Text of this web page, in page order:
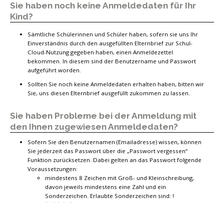
Sie haben noch keine Anmeldedaten für Ihr
Kind?
Sämtliche Schülerinnen und Schüler haben, sofern sie uns Ihr
Einverständnis durch den ausgefüllten Elternbrief zur Schul-
Cloud-Nutzung gegeben haben, einen Anmeldezettel
bekommen. In diesem sind der Benutzername und Passwort
aufgeführt worden.
Sollten Sie noch keine Anmeldedaten erhalten haben, bitten wir
Sie, uns diesen Elternbrief ausgefüllt zukommen zu lassen.
Sie haben Probleme bei der Anmeldung mit
den Ihnen zugewiesen Anmeldedaten?
Sofern Sie den Benutzernamen (Emailadresse) wissen, können
Sie jederzeit das Passwort über die „Passwort vergessen“
Funktion zurücksetzen. Dabei gelten an das Passwort folgende
Voraussetzungen:
mindestens 8 Zeichen mit Groß- und Kleinschreibung,
davon jeweils mindestens eine Zahl und ein
Sonderzeichen. Erlaubte Sonderzeichen sind: !